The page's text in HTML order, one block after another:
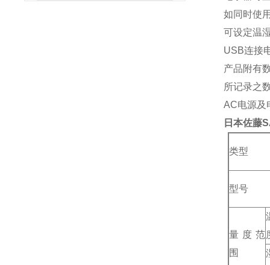
如同时使
可设定温
USB连接
产品附有
所记录之
AC电源及
日本佐藤
类型
型号
量度范
围